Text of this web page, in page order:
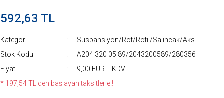
592,63 TL
Kategori
Süspansiyon/Rot/Rotil/Salıncak/Aks
Stok Kodu
A204 320 05 89/2043200589/280356
Fiyat
9,00 EUR + KDV
* 197,54 TL den başlayan taksitlerle!!